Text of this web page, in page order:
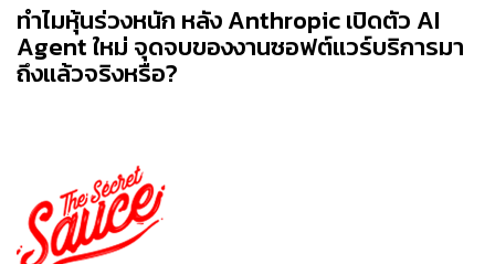
ทำไมหุ้นร่วงหนัก หลัง Anthropic เปิดตัว AI
Agent ใหม่ จุดจบของงานซอฟต์แวร์บริการมา
ถึงแล้วจริงหรือ?